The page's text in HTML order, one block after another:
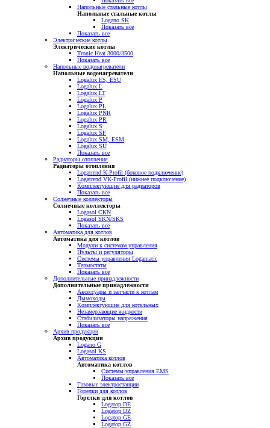
Напольные стальные котлы
Напольные стальные котлы
Logano SK
Показать все
Показать все
Электрические котлы
Электрические котлы
Tronic Heat 3000/3500
Показать все
Напольные водонагреватели
Напольные водонагреватели
Logalux ES, ESU
Logalux L
Logalux LT
Logalux P
Logalux PL
Logalux PNR
Logalux PR
Logalux S
Logalux SF
Logalux SM, ESM
Logalux SU
Показать все
Радиаторы отопления
Радиаторы отопления
Logatrend K-Profil (боковое подключение)
Logatrend VK-Profil (нижнее подключение)
Комплектующие для радиаторов
Показать все
Солнечные коллекторы
Солнечные коллекторы
Logasol CKN
Logasol SKN/SKS
Показать все
Автоматика для котлов
Автоматика для котлов
Модули к системам управления
Пульты и регуляторы
Системы управления Logamatic
Термостаты
Показать все
Дополнительные принадлежности
Дополнительные принадлежности
Аксессуары и запчасти к котлам
Дымоходы
Комплектующие для котельных
Незамерзающие жидкости
Стабилизаторы напряжения
Показать все
Архив продукции
Архив продукции
Logano G
Logasol KS
Автоматика котлов
Автоматика котлов
Системы управления EMS
Показать все
Газовые электростанции
Горелки для котлов
Горелки для котлов
Logatop DE
Logatop DZ
Logatop GE
Logatop GZ